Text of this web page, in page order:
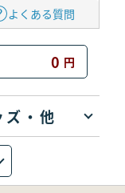
よくある質問
0 円
ズ・他